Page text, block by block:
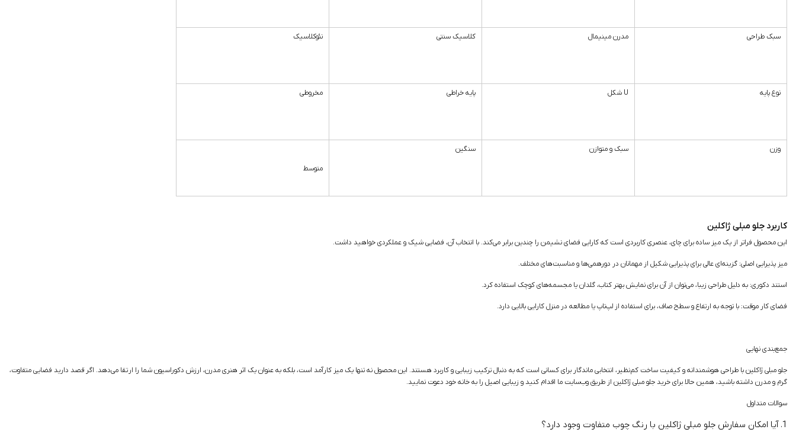
سبک طراحی مدرن مینیمال کلاسیک سنتی نئوکلاسیک
نوع پایه U شکل پایه خراطی مخروطی
وزن سبک و متوازن سنگین
متوسط
کاربرد جلو مبلی ژاکلین
این محصول فراتر از یک میز ساده برای چای، عنصری کاربردی است که کارایی فضای نشیمن را چندین برابر می‌کند. با انتخاب آن، فضایی شیک و عملکردی خواهید داشت.
میز پذیرایی اصلی:گزینه‌ای عالی برای پذیرایی شکیل از مهمانان در دورهمی‌ها و مناسبت‌های مختلف.
استند دکوری:به دلیل طراحی زیبا، می‌توان از آن برای نمایش بهتر کتاب، گلدان یا مجسمه‌های کوچک استفاده کرد.
فضای کار موقت:با توجه به ارتفاع و سطح صاف، برای استفاده از لپ‌تاپ یا مطالعه در منزل کارایی بالایی دارد.
جمع‌بندی نهایی
جلو مبلی ژاکلین با طراحی هوشمندانه و کیفیت ساخت کم‌نظیر، انتخابی ماندگار برای کسانی است که به دنبال ترکیب زیبایی و کاربرد هستند. این محصول نه تنها یک میز کارآمد است، بلکه به عنوان یک اثر هنری مدرن، ارزش دکوراسیون شما را ارتقا می‌دهد. اگر قصد دارید فضایی متفاوت،
گرم و مدرن داشته باشید، همین حالا برای خرید جلو مبلی ژاکلین از طریق وب‌سایت ما اقدام کنید و زیبایی اصیل را به خانه خود دعوت نمایید.
سوالات متداول
1. آیا امکان سفارش جلو مبلی ژاکلین با رنگ چوب متفاوت وجود دارد؟